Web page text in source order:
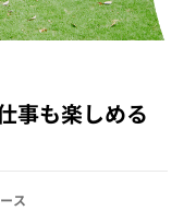
事も楽しめる
ス